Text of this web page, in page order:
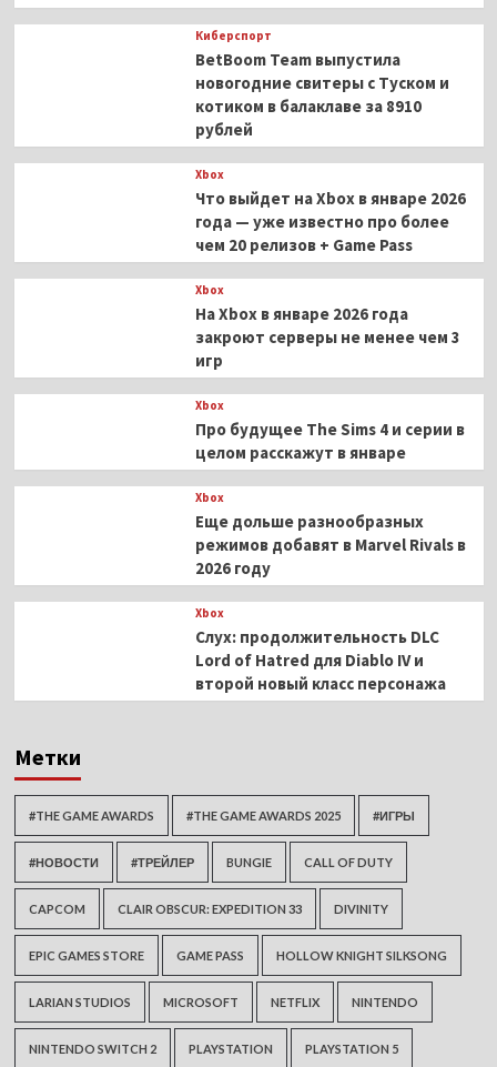
Киберспорт
BetBoom Team выпустила
новогодние свитеры с Туском и
котиком в балаклаве за 8910
рублей
Xbox
Что выйдет на Xbox в январе 2026
года — уже известно про более
чем 20 релизов + Game Pass
Xbox
На Xbox в январе 2026 года
закроют серверы не менее чем 3
игр
Xbox
Про будущее The Sims 4 и серии в
целом расскажут в январе
Xbox
Еще дольше разнообразных
режимов добавят в Marvel Rivals в
2026 году
Xbox
Слух: продолжительность DLC
Lord of Hatred для Diablo IV и
второй новый класс персонажа
Метки
#THE GAME AWARDS #THE GAME AWARDS 2025 #ИГРЫ
#НОВОСТИ #ТРЕЙЛЕР BUNGIE CALL OF DUTY
CAPCOM CLAIR OBSCUR: EXPEDITION 33 DIVINITY
EPIC GAMES STORE GAME PASS HOLLOW KNIGHT SILKSONG
LARIAN STUDIOS MICROSOFT NETFLIX NINTENDO
NINTENDO SWITCH 2 PLAYSTATION PLAYSTATION 5